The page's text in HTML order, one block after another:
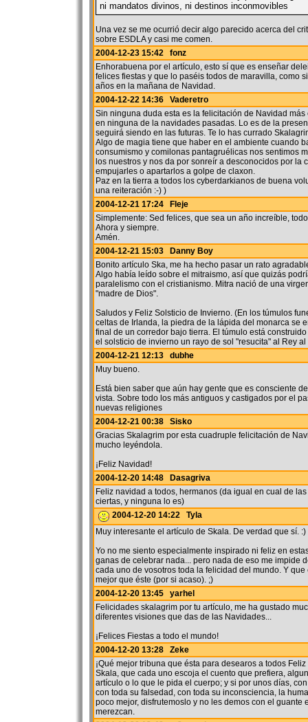
ni mandatos divinos, ni destinos inconmovibles
Una vez se me ocurrió decir algo parecido acerca del
sobre ESDLA y casi me comen.
2004-12-23 15:42 fonz
Enhorabuena por el artículo, esto sí que es enseñar
felices fiestas y que lo paséis todos de maravilla, como
años en la mañana de Navidad.
2004-12-22 14:36 Vaderetro
Sin ninguna duda esta es la felicitación de Navidad
en ninguna de la navidades pasadas. Lo es de la
seguirá siendo en las futuras. Te lo has currado
Algo de magia tiene que haber en el ambiente cuando
consumismo y comilonas pantagruélicas nos sentimos
los nuestros y nos da por sonreír a desconocidos por la
empujarles o apartarlos a golpe de claxon.
Paz en la tierra a todos los cyberdarkianos de buena
una reiteración :-) )
2004-12-21 17:24 Fleje
Simplemente: Sed felices, que sea un año increíble,
Ahora y siempre.
Amén.
2004-12-21 15:03 Danny Boy
Bonito artículo Ska, me ha hecho pasar un rato
Algo había leído sobre el mitraismo, así que quizás
paralelismo con el cristianismo. Mitra nació de una
"madre de Dios".
Saludos y Feliz Solsticio de Invierno. (En los túmulos
celtas de Irlanda, la piedra de la lápida del monarca se
final de un corredor bajo tierra. El túmulo está
el solsticio de invierno un rayo de sol "resucita" al Rey
2004-12-21 12:13 dubhe
Muy bueno.
Está bien saber que aún hay gente que es consciente
vista. Sobre todo los más antiguos y castigados por el
nuevas religiones
2004-12-21 00:38 Sisko
Gracias Skalagrim por esta cuadruple felicitación de
mucho leyéndola.
¡Feliz Navidad!
2004-12-20 14:48 Dasagriva
Feliz navidad a todos, hermanos (da igual en cual de
ciertas, y ninguna lo es)
2004-12-20 14:22 Tyla
Muy interesante el artículo de Skala. De verdad que sí. :)
Yo no me siento especialmente inspirado ni feliz en
ganas de celebrar nada... pero nada de eso me impide
cada uno de vosotros toda la felicidad del mundo. Y
mejor que éste (por si acaso). ;)
2004-12-20 13:45 yarhel
Felicidades skalagrim por tu artículo, me ha gustado
diferentes visiones que das de las Navidades...
¡Felices Fiestas a todo el mundo!
2004-12-20 13:28 Zeke
¡Qué mejor tribuna que ésta para desearos a todos
Skala, que cada uno escoja el cuento que prefiera,
artículo o lo que le pida el cuerpo; y si por unos días,
con toda su falsedad, con toda su inconsciencia, la
poco mejor, disfrutemoslo y no les demos con el guante
merezcan.